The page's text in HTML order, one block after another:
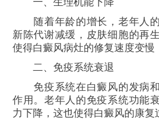
随着年龄的增长，老年人的
新陈代谢减缓，皮肤细胞的再
使得白癜风病灶的修复速度变慢
二、免疫系统衰退
免疫系统在白癜风的发病和
作用。老年人的免疫系统功能
力下降，这也使得白癜风的康复